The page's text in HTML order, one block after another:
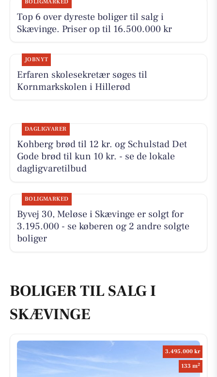
BOLIGMARKED
Top 6 over dyreste boliger til salg i
Skævinge. Priser op til 16.500.000 kr
JOBNYT
Erfaren skolesekretær søges til
Kornmarkskolen i Hillerød
DAGLIGVARER
Kohberg brød til 12 kr. og Schulstad Det
Gode brød til kun 10 kr. - se de lokale
dagligvaretilbud
BOLIGMARKED
Byvej 30, Meløse i Skævinge er solgt for
3.195.000 - se køberen og 2 andre solgte
boliger
BOLIGER TIL SALG I
SKÆVINGE
3.495.000 kr
133 m2